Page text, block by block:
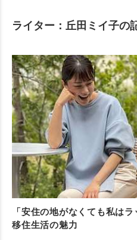
ライター：丘田ミイ子の
「安住の地がなくても私は
移住生活の魅力